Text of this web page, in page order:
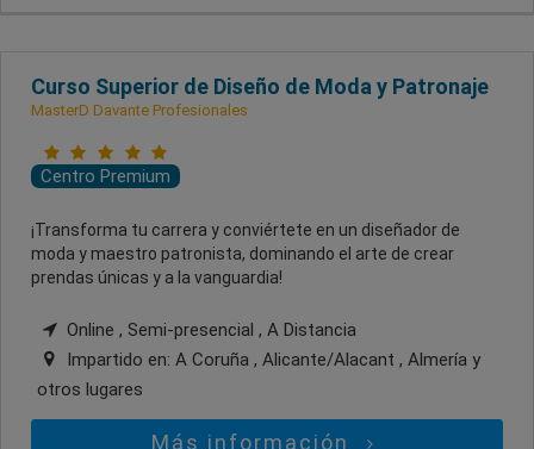
Curso Superior de Diseño de Moda y Patronaje
MasterD Davante Profesionales
Centro Premium
¡Transforma tu carrera y conviértete en un diseñador de
moda y maestro patronista, dominando el arte de crear
prendas únicas y a la vanguardia!
Online , Semi-presencial , A Distancia
Impartido en: A Coruña , Alicante/Alacant , Almería y
otros lugares
Más información